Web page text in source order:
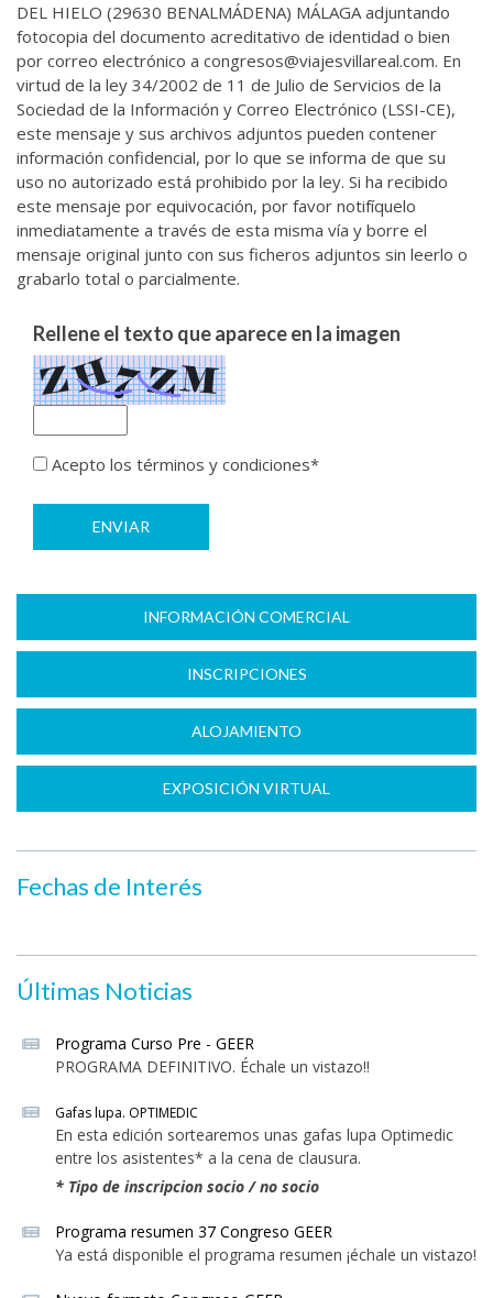
DEL HIELO (29630 BENALMÁDENA) MÁLAGA adjuntando
fotocopia del documento acreditativo de identidad o bien
por correo electrónico a congresos@viajesvillareal.com. En
virtud de la ley 34/2002 de 11 de Julio de Servicios de la
Sociedad de la Información y Correo Electrónico (LSSI-CE),
este mensaje y sus archivos adjuntos pueden contener
información confidencial, por lo que se informa de que su
uso no autorizado está prohibido por la ley. Si ha recibido
este mensaje por equivocación, por favor notifíquelo
inmediatamente a través de esta misma vía y borre el
mensaje original junto con sus ficheros adjuntos sin leerlo o
grabarlo total o parcialmente.
Rellene el texto que aparece en la imagen
Acepto los términos y condiciones*
ENVIAR
INFORMACIÓN COMERCIAL
INSCRIPCIONES
ALOJAMIENTO
EXPOSICIÓN VIRTUAL
Fechas de Interés
Últimas Noticias
Programa Curso Pre - GEER
PROGRAMA DEFINITIVO. Échale un vistazo!!
Gafas lupa. OPTIMEDIC
En esta edición sortearemos unas gafas lupa Optimedic
entre los asistentes* a la cena de clausura.
* Tipo de inscripcion socio / no socio
Programa resumen 37 Congreso GEER
Ya está disponible el programa resumen ¡échale un vistazo!